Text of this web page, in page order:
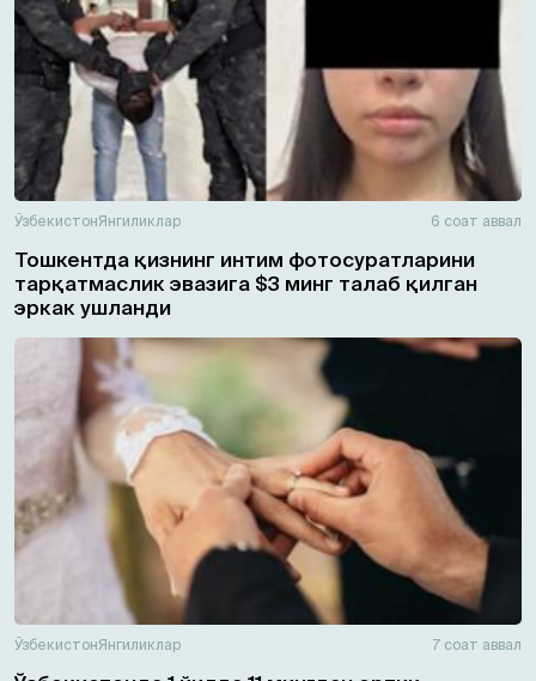
ЎзбекистонЯнгиликлар 6 соат аввал
Тошкентда қизнинг интим фотосуратларини
тарқатмаслик эвазига $3 минг талаб қилган
эркак ушланди
ЎзбекистонЯнгиликлар 7 соат аввал